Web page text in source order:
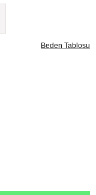
Beden Tablosu